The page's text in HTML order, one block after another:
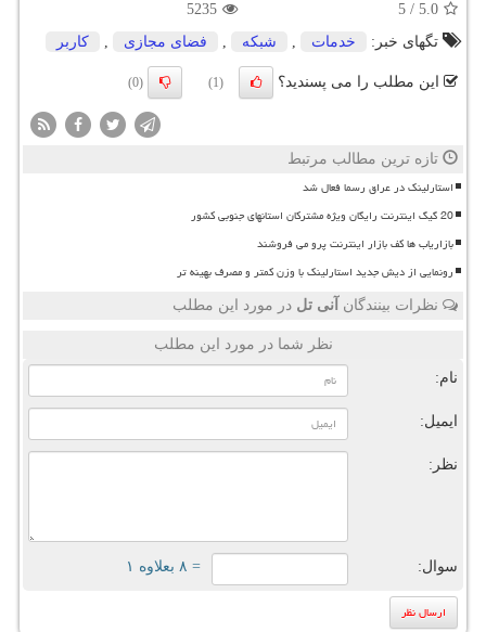
5.0
/
5
5235
تگهای خبر:
خدمات , شبكه , فضای مجازی , كاربر
این مطلب را می پسندید؟ (1)
(0)
تازه ترین مطالب مرتبط
استارلینک در عراق رسما فعال شد
20 گیگ اینترنت رایگان ویژه مشترکان استانهای جنوبی کشور
بازاریاب ها کف بازار اینترنت پرو می فروشند
رونمایی از دیش جدید استارلینک با وزن کمتر و مصرف بهینه تر
نظرات بینندگان آنی تل در مورد این مطلب
نظر شما در مورد این مطلب
نام:
ایمیل:
نظر:
سوال: = ۸ بعلاوه ۱